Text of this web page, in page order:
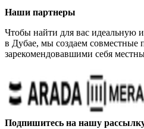
Наши партнеры
Чтобы найти для вас идеальную
в Дубае, мы создаем совместные
зарекомендовавшими себя
Подпишитесь на нашу